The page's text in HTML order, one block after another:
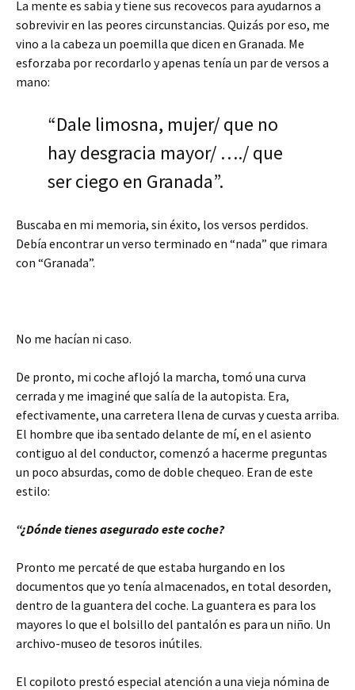
La mente es sabia y tiene sus recovecos para ayudarnos a
sobrevivir en las peores circunstancias. Quizás por eso, me
vino a la cabeza un poemilla que dicen en Granada. Me
esforzaba por recordarlo y apenas tenía un par de versos a
mano:
“Dale limosna, mujer/ que no
hay desgracia mayor/ …./ que
ser ciego en Granada”.
Buscaba en mi memoria, sin éxito, los versos perdidos.
Debía encontrar un verso terminado en “nada” que rimara
con “Granada”.
No me hacían ni caso.
De pronto, mi coche aflojó la marcha, tomó una curva
cerrada y me imaginé que salía de la autopista. Era,
efectivamente, una carretera llena de curvas y cuesta arriba.
El hombre que iba sentado delante de mí, en el asiento
contiguo al del conductor, comenzó a hacerme preguntas
un poco absurdas, como de doble chequeo. Eran de este
estilo:
“¿Dónde tienes asegurado este coche?
Pronto me percaté de que estaba hurgando en los
documentos que yo tenía almacenados, en total desorden,
dentro de la guantera del coche. La guantera es para los
mayores lo que el bolsillo del pantalón es para un niño. Un
archivo-museo de tesoros inútiles.
El copiloto prestó especial atención a una vieja nómina de